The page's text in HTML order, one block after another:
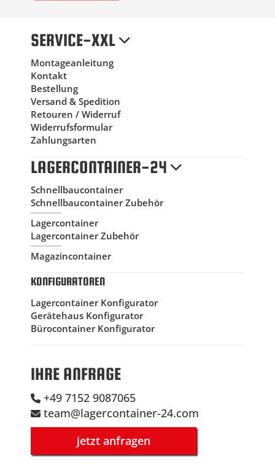
SERVICE-XXL
Montageanleitung
Kontakt
Bestellung
Versand & Spedition
Retouren / Widerruf
Widerrufsformular
Zahlungsarten
LAGERCONTAINER-24
Schnellbaucontainer
Schnellbaucontainer Zubehör
Lagercontainer
Lagercontainer Zubehör
Magazincontainer
KONFIGURATOREN
Lagercontainer Konfigurator
Gerätehaus Konfigurator
Bürocontainer Konfigurator
IHRE ANFRAGE
+49 7152 9087065
team@lagercontainer-24.com
jetzt anfragen